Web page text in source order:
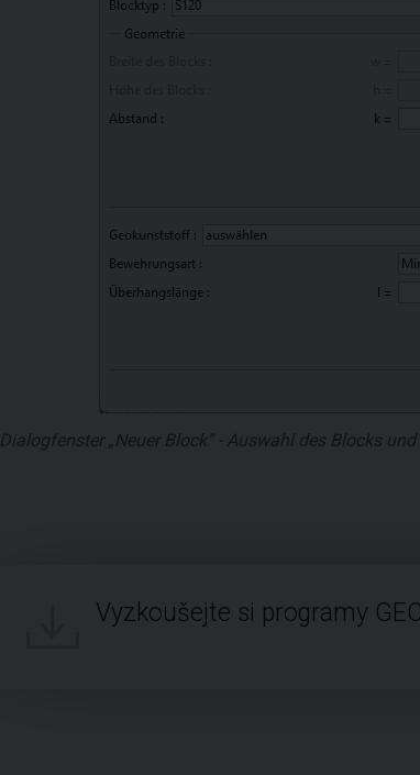
Dialogfenster „Neuer Block“ - Auswahl des Blocks
Vyzkoušejte si programy